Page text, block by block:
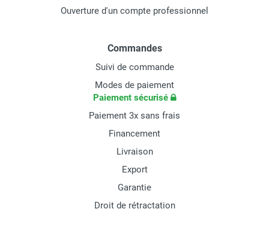
Ouverture d'un compte professionnel
Commandes
Suivi de commande
Modes de paiement
Paiement sécurisé
Paiement 3x sans frais
Financement
Livraison
Export
Garantie
Droit de rétractation